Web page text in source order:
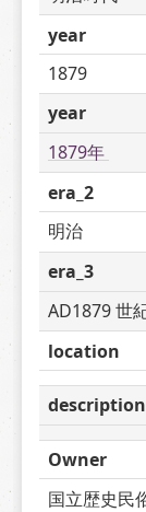
year
1879
year
1879年
era_2
明治
era_3
AD1879 世
location
description
Owner
国立歴史民